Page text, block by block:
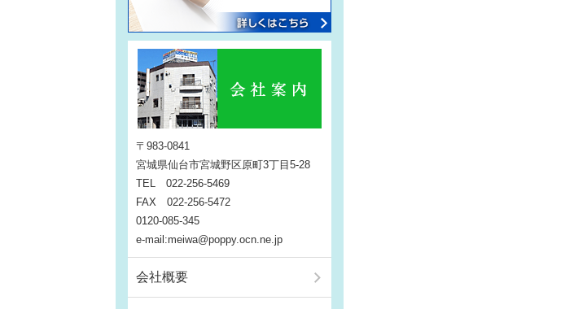
〒983-0841
宮城県仙台市宮城野区原町3丁目5-28
TEL 022-256-5469
FAX 022-256-5472
0120-085-345
e-mail:meiwa@poppy.ocn.ne.jp
会社概要